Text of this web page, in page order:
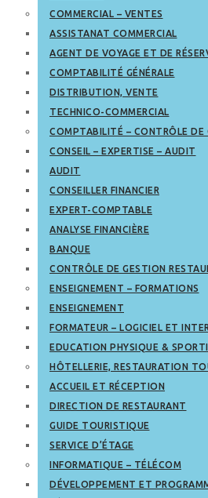
COMMERCIAL – VENTES
ASSISTANAT COMMERCIAL
AGENT DE VOYAGE ET DE
COMPTABILITÉ GÉNÉRALE
DISTRIBUTION, VENTE
TECHNICO-COMMERCIAL
COMPTABILITÉ – CONTRÔLE DE
CONSEIL – EXPERTISE – AUDIT
AUDIT
CONSEILLER FINANCIER
EXPERT-COMPTABLE
ANALYSE FINANCIÈRE
BANQUE
CONTRÔLE DE GESTION
ENSEIGNEMENT – FORMATIONS
ENSEIGNEMENT
FORMATEUR – LOGICIEL ET
EDUCATION PHYSIQUE &
HÔTELLERIE, RESTAURATION
ACCUEIL ET RÉCEPTION
DIRECTION DE RESTAURANT
GUIDE TOURISTIQUE
SERVICE D’ÉTAGE
INFORMATIQUE – TÉLÉCOM
DÉVELOPPEMENT ET